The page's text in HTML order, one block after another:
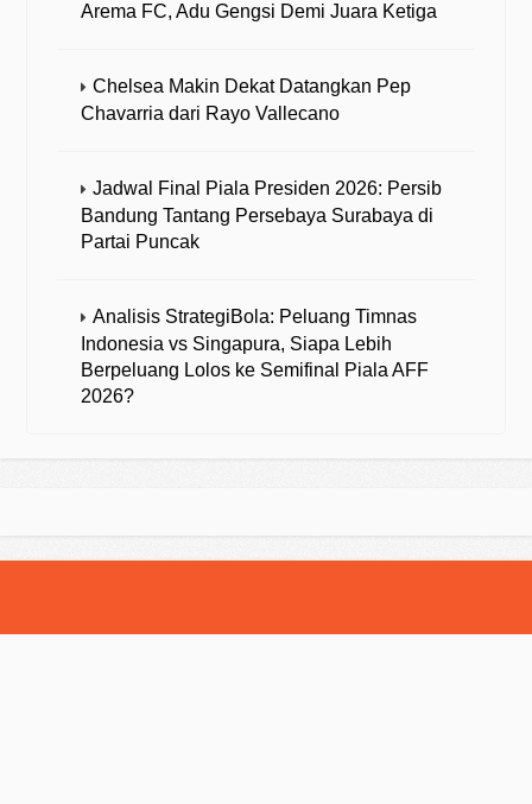
Arema FC, Adu Gengsi Demi Juara Ketiga
Chelsea Makin Dekat Datangkan Pep
Chavarria dari Rayo Vallecano
Jadwal Final Piala Presiden 2026: Persib
Bandung Tantang Persebaya Surabaya di
Partai Puncak
Analisis StrategiBola: Peluang Timnas
Indonesia vs Singapura, Siapa Lebih
Berpeluang Lolos ke Semifinal Piala AFF
2026?